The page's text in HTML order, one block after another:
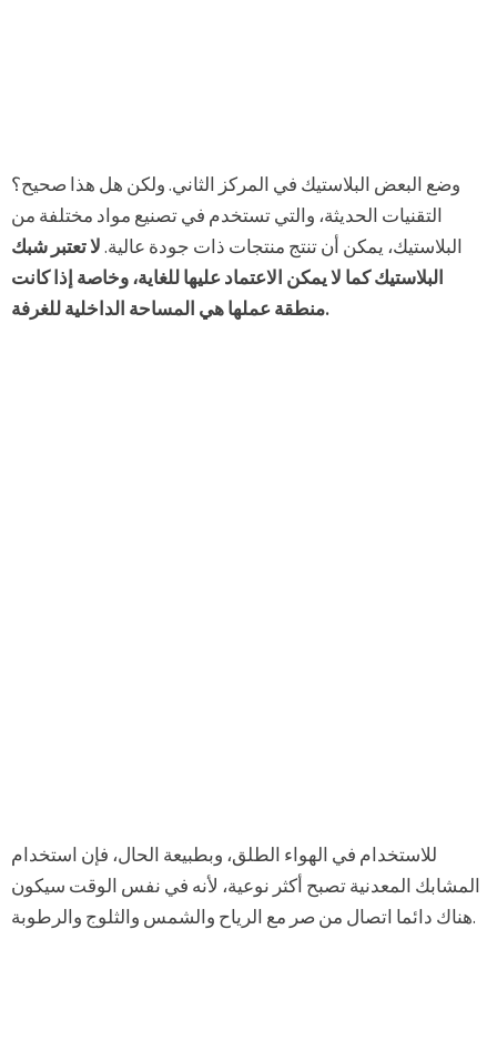
وضع البعض البلاستيك في المركز الثاني. ولكن هل هذا صحيح؟
التقنيات الحديثة، والتي تستخدم في تصنيع مواد مختلفة من
البلاستيك، يمكن أن تنتج منتجات ذات جودة عالية.لا تعتبر شبك
البلاستيك كما لا يمكن الاعتماد عليها للغاية، وخاصة إذا كانت
منطقة عملها هي المساحة الداخلية للغرفة.
للاستخدام في الهواء الطلق، وبطبيعة الحال، فإن استخدام
المشابك المعدنية تصبح أكثر نوعية، لأنه في نفس الوقت سيكون
هناك دائما اتصال من صر مع الرياح والشمس والثلوج والرطوبة.